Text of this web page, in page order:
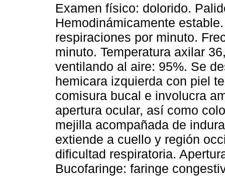
Examen físico: dolorido.
Hemodinámicamente
respiraciones por minuto.
minuto. Temperatura axilar
ventilando al aire: 95%. Se
hemicara izquierda con piel
comisura bucal e involucra
apertura ocular, así como
mejilla acompañada de
extiende a cuello y región
dificultad respiratoria.
Bucofaringe: faringe